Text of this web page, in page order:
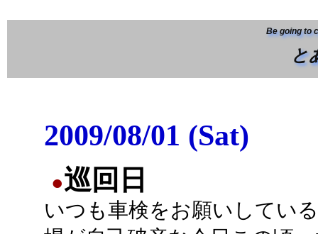
Be going to
と
2009/08/01 (Sat)
●巡回日
いつも車検をお願いしてい